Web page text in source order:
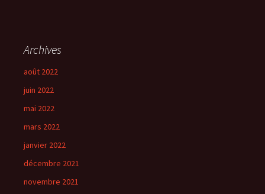
Archives
août 2022
juin 2022
mai 2022
mars 2022
janvier 2022
décembre 2021
novembre 2021